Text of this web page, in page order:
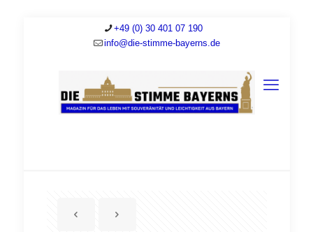
+49 (0) 30 401 07 190
info@die-stimme-bayerns.de